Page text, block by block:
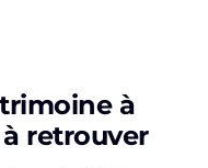
à
retrouver